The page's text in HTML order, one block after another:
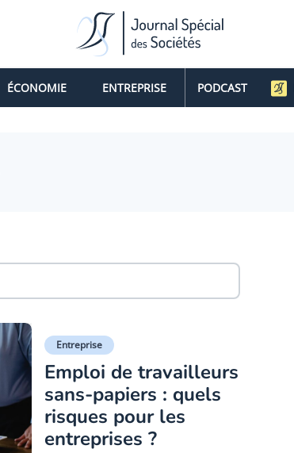
ÉCONOMIE ENTREPRISE PODCAST
Entreprise
Emploi de travailleurs
sans-papiers : quels
risques pour les
entreprises ?